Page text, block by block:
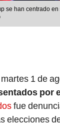
se han centrado
1 de
por
fue
elecciones